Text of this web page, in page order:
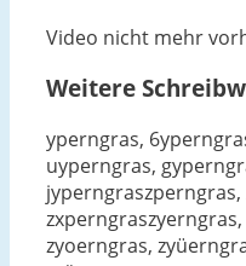
Video nicht mehr
Weitere
yperngras,
uyperngras,
zyoerngras,